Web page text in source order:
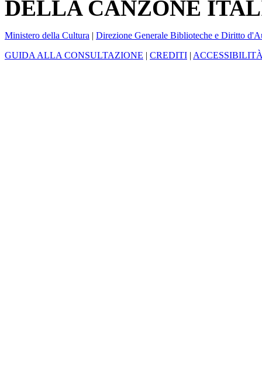
DELLA CANZONE
Ministero della Cultura | Direzione Generale Biblioteche e Diritto
GUIDA ALLA CONSULTAZIONE | CREDITI |